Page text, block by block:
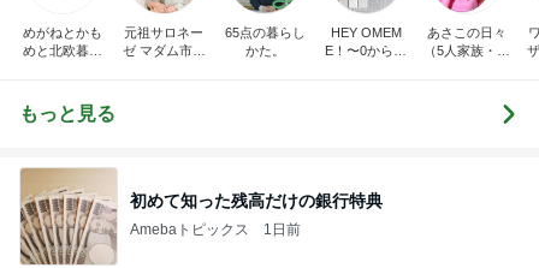
めがねとかも
めと北欧暮ら
元祖サロネー
ゼ マダム市川
65点の暮らし
かた。
HEY OMEM
E！〜0からの
あさこの日々
（5人家族・投
もっと見る
初めて知った残高だけの銀行特典
Amebaトピックス 1日前